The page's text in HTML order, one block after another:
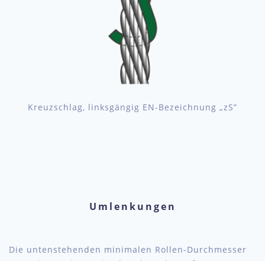
Kreuzschlag, linksgängig EN-Bezeichnung „zS”
Umlenkungen
Die untenstehenden minimalen Rollen-Durchmesser